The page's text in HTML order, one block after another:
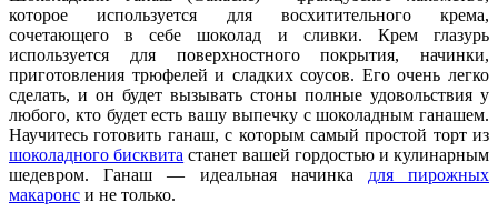
которое используется для восхитительного крема,
сочетающего в себе шоколад и сливки. Крем глазурь
используется для поверхностного покрытия, начинки,
приготовления трюфелей и сладких соусов. Его очень легко
сделать, и он будет вызывать стоны полные удовольствия у
любого, кто будет есть вашу выпечку с шоколадным ганашем.
Научитесь готовить ганаш, с которым самый простой торт из
шоколадного бисквита станет вашей гордостью и кулинарным
шедевром. Ганаш — идеальная начинка для пирожных
макаронс и не только.